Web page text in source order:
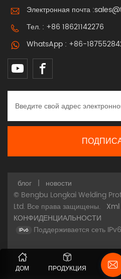
Электронная почта :
Тел. : +86 18621142276
WhatsApp : +86-
блог |
новости
© Bengbu Longkai Welding
Ltd. Все права защищены.
Xml
КОНФИДЕНЦИАЛЬНОСТИ
Поддерживается сеть IPv6
ДОМ ПРОДУКЦИЯ